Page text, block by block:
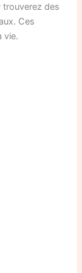
trouverez des
Ces
vie.